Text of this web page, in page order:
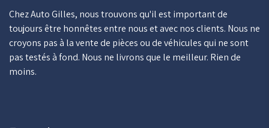
Chez Auto Gilles, nous trouvons qu'il est important de
toujours être honnêtes entre nous et avec nos clients. Nous ne
croyons pas à la vente de pièces ou de véhicules qui ne sont
pas testés à fond. Nous ne livrons que le meilleur. Rien de
moins.